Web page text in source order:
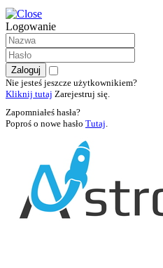
Logowanie
Nie jesteś jeszcze użytkownikiem?
Kliknij tutaj Zarejestruj się.
Zapomniałeś hasła?
Poproś o nowe hasło Tutaj.